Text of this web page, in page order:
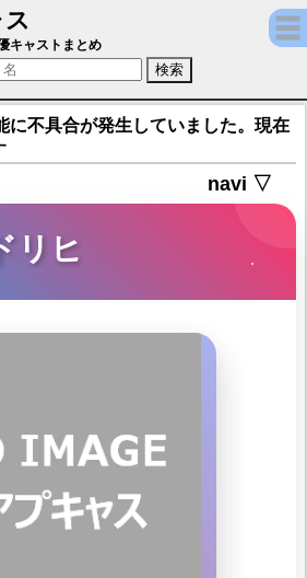
（声優：木島隆一)【シルバー
キャストまとめ
に不具合が発生していました。現在
navi ▽
リヒ